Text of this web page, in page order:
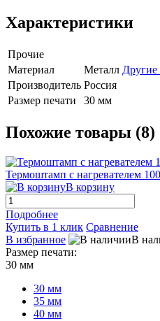
Характеристики
Прочие
Материал
Металл Другие
Производитель Россия
Размер печати
30 мм
Похожие товары (8)
Термоштамп с нагревателем
В корзину
Подробнее
Купить в 1 клик Сравнение
В избранное
В
Размер печати:
30 мм
30 мм
35 мм
40 мм